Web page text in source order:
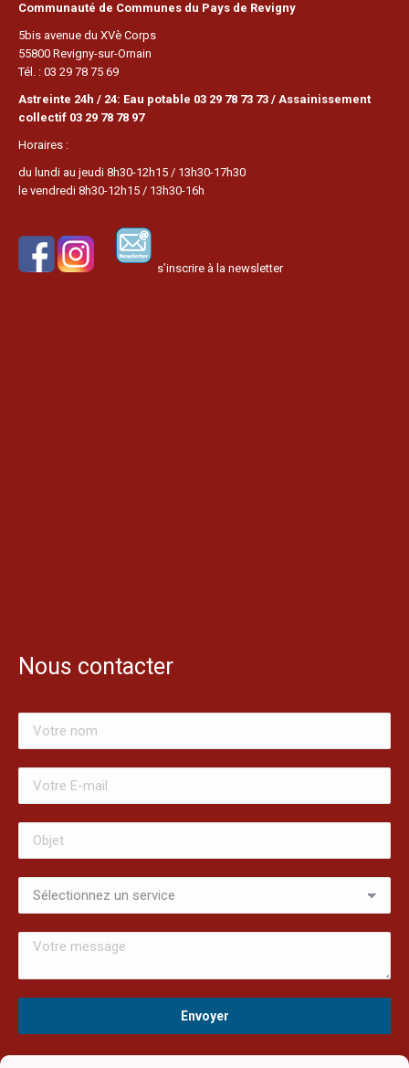
Communauté de Communes du Pays de Revigny
5bis avenue du XVè Corps
55800 Revigny-sur-Ornain
Tél. : 03 29 78 75 69
Astreinte 24h / 24: Eau potable 03 29 78 73 73 / Assainissement
collectif 03 29 78 78 97
Horaires :
du lundi au jeudi 8h30-12h15 / 13h30-17h30
le vendredi 8h30-12h15 / 13h30-16h
s’inscrire à la newsletter
Nous contacter